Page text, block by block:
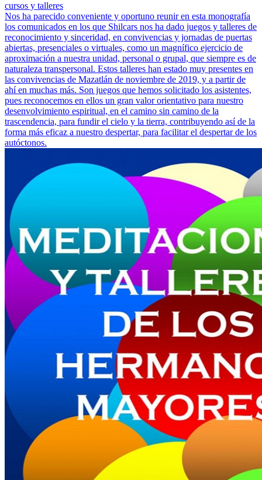
cursos y talleres
Nos ha parecido conveniente y oportuno reunir en esta monografía
los comunicados en los que Shilcars nos ha dado juegos y talleres de
reconocimiento y sinceridad, en convivencias y jornadas de puertas
abiertas, presenciales o virtuales, como un magnífico ejercicio de
aproximación a nuestra unidad, personal o grupal, que siempre es de
naturaleza transpersonal. Estos talleres han estado muy presentes en
las convivencias de Mazatlán de noviembre de 2019, y a partir de
ahí en muchas más. Son juegos que hemos solicitado los asistentes,
pues reconocemos en ellos un gran valor orientativo para nuestro
desenvolvimiento espiritual, en el camino sin camino de la
trascendencia, para fundir el cielo y la tierra, contribuyendo así de la
forma más eficaz a nuestro despertar, para facilitar el despertar de los
autóctonos.